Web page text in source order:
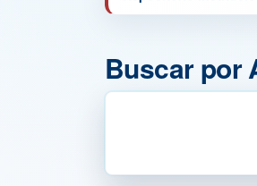
Buscar por